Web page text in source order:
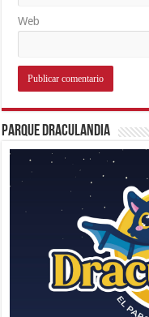
Web
Parque Draculandia